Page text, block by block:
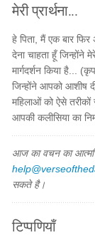
मेरी प्रार्थना...
हे पिता, मैं एक बार
देना चाहता हूँ
मार्गदर्शन किया है...
जिन्होंने आपको आशीष
महिलाओं को ऐसे
आपकी कलीसिया का
आज का वचन का
सकते है।
टिप्पणियाँ